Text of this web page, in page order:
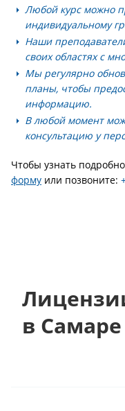
Любой курс можно
индивидуальному
Наши
своих областях с
Мы регулярно
планы, чтобы
информацию.
В любой момент
консультацию у
Чтобы узнать
форму или позвоните:
в Самаре